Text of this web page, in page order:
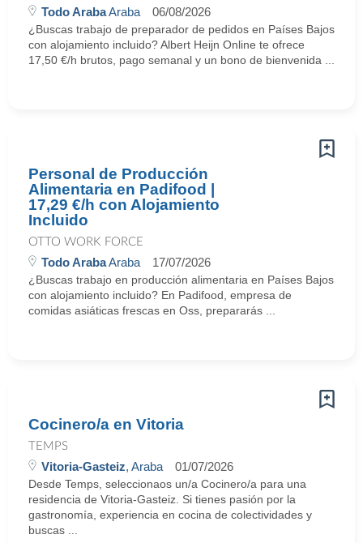
Todo ArabaAraba 06/08/2026
¿Buscas trabajo de preparador de pedidos en Países Bajos
con alojamiento incluido? Albert Heijn Online te ofrece
17,50 €/h brutos, pago semanal y un bono de bienvenida ...
Personal de Producción
Alimentaria en Padifood |
17,29 €/h con Alojamiento
Incluido
OTTO WORK FORCE
Todo ArabaAraba 17/07/2026
¿Buscas trabajo en producción alimentaria en Países Bajos
con alojamiento incluido? En Padifood, empresa de
comidas asiáticas frescas en Oss, prepararás ...
Cocinero/a en Vitoria
TEMPS
Vitoria-Gasteiz, Araba 01/07/2026
Desde Temps, seleccionaos un/a Cocinero/a para una
residencia de Vitoria-Gasteiz. Si tienes pasión por la
gastronomía, experiencia en cocina de colectividades y
buscas ...